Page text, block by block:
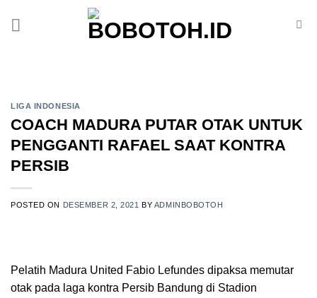
LIGA INDONESIA
COACH MADURA PUTAR OTAK UNTUK
PENGGANTI RAFAEL SAAT KONTRA
PERSIB
POSTED ON DESEMBER 2, 2021 BY ADMINBOBOTOH
Pelatih Madura United Fabio Lefundes dipaksa memutar
otak pada laga kontra Persib Bandung di Stadion